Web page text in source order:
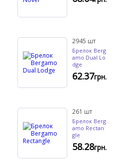
2945 шт
Брелок Berg
amo Dual Lo
dge
62.37грн.
261 шт
Брелок Berg
amo Rectan
gle
58.28грн.